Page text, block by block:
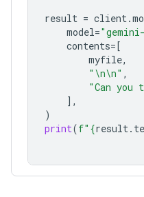
result = client.
model=
contents=[
myfile,
" \n\n" ,
"Can
],
)
print(f" {result.